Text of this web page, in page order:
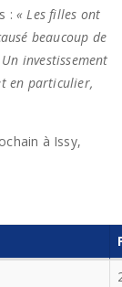
:« Les filles ont
beaucoup de
investissement
en particulier,
à Issy,